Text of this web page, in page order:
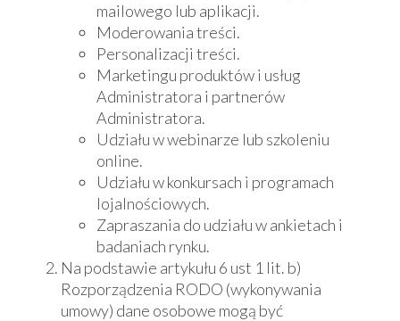
mailowego lub aplikacji.
Moderowania treści.
Personalizacji treści.
Marketingu produktów i usług
Administratora i partnerów
Administratora.
Udziału w webinarze lub szkoleniu
online.
Udziału w konkursach i programach
lojalnościowych.
Zapraszania do udziału w ankietach i
badaniach rynku.
Na podstawie artykułu 6 ust 1 lit. b)
Rozporządzenia RODO (wykonywania
umowy) dane osobowe mogą być